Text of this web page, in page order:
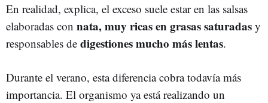
En realidad, explica, el exceso suele estar en las salsas
elaboradas con nata, muy ricas en grasas saturadas y
responsables de digestiones mucho más lentas.
Durante el verano, esta diferencia cobra todavía más
importancia. El organismo ya está realizando un